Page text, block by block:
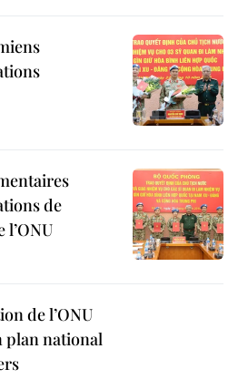
de
l’ONU
de l’ONU
plan national